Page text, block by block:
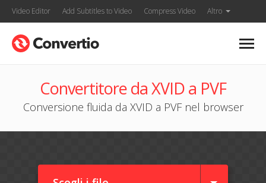
Video Editor Add Subtitles to Video Compress Video Altro
Convertitore da XVID a PVF
Conversione fluida da XVID a PVF nel browser